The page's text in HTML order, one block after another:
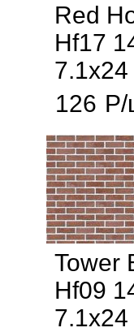
Red
Hf17
7.1x24
126 Р/
Tower
Hf09
7.1x24